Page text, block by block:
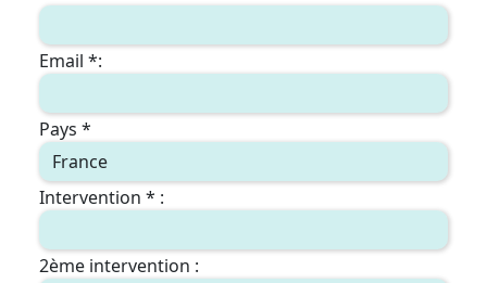
Email *:
Pays *
Intervention * :
2ème intervention :